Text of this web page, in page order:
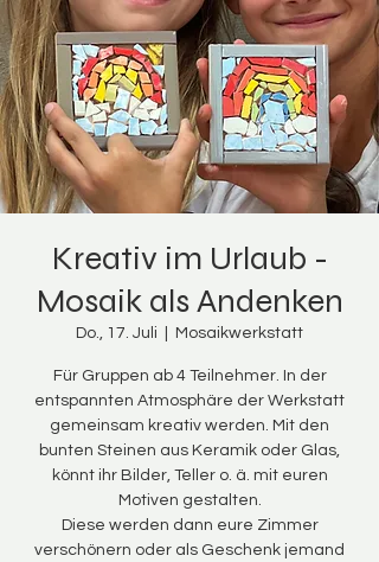
Kreativ im Urlaub -
Mosaik als Andenken
Do., 17. Juli Mosaikwerkstatt
Für Gruppen ab 4 Teilnehmer. In der
entspannten Atmosphäre der Werkstatt
gemeinsam kreativ werden. Mit den
bunten Steinen aus Keramik oder Glas,
könnt ihr Bilder, Teller o. ä. mit euren
Motiven gestalten.
Diese werden dann eure Zimmer
verschönern oder als Geschenk jemand